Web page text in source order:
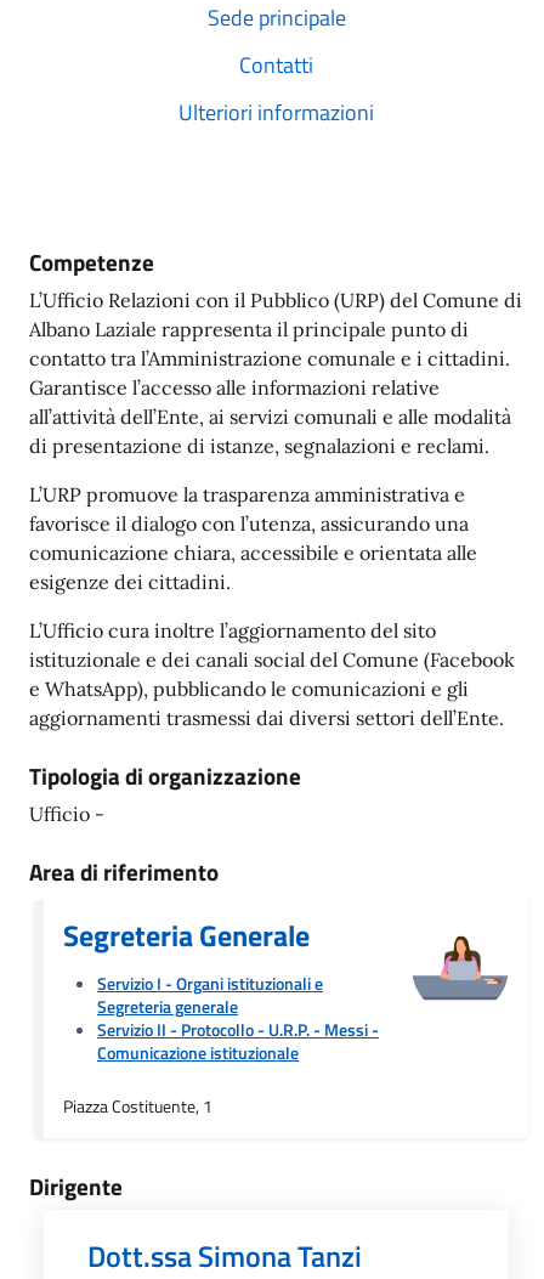
Sede principale
Contatti
Ulteriori informazioni
Competenze
L’Ufficio Relazioni con il Pubblico (URP) del Comune di
Albano Laziale rappresenta il principale punto di
contatto tra l’Amministrazione comunale e i cittadini.
Garantisce l’accesso alle informazioni relative
all’attività dell’Ente, ai servizi comunali e alle modalità
di presentazione di istanze, segnalazioni e reclami.
L’URP promuove la trasparenza amministrativa e
favorisce il dialogo con l’utenza, assicurando una
comunicazione chiara, accessibile e orientata alle
esigenze dei cittadini.
L’Ufficio cura inoltre l’aggiornamento del sito
istituzionale e dei canali social del Comune (Facebook
e WhatsApp), pubblicando le comunicazioni e gli
aggiornamenti trasmessi dai diversi settori dell’Ente.
Tipologia di organizzazione
Ufficio -
Area di riferimento
Segreteria Generale
Servizio I - Organi istituzionali e
Segreteria generale
Servizio II - Protocollo - U.R.P. - Messi-
Comunicazione istituzionale
Piazza Costituente, 1
Dirigente
Dott.ssa Simona Tanzi